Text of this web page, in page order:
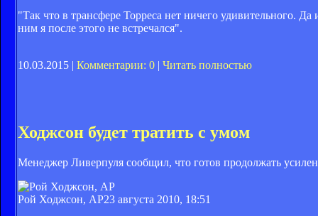
"Так что в трансфере Торреса нет ничего удивительного.
ним я после этого не встречался".
10.03.2015 | Комментарии: 0 | Читать полностью
Ходжсон будет тратить с умом
Менеджер Ливерпуля сообщил, что готов продолжать
Рой Ходжсон, AP23 августа 2010, 18:51